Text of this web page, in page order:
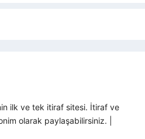
ilk ve tek itiraf sitesi. İtiraf ve
olarak paylaşabilirsiniz. |